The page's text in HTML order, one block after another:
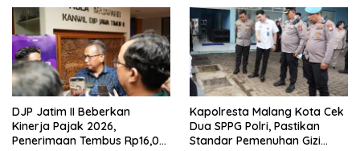
DJP Jatim II Beberkan
Kinerja Pajak 2026,
Penerimaan Tembus Rp16,08
Kapolresta Malang Kota Cek
Dua SPPG Polri, Pastikan
Standar Pemenuhan Gizi